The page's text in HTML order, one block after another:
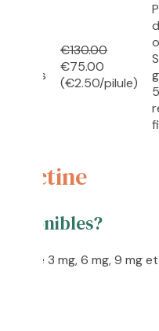
€130.00
€75.00
(€2.50/pilule)
de 3 mg, 6 mg, 9 mg